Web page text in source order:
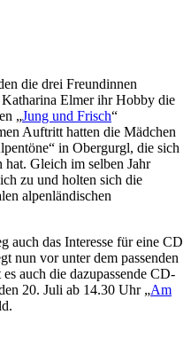
die drei Freundinnen
Elmer ihr Hobby die
„Jung und Frisch“
Auftritt hatten die Mädchen
in Obergurgl, die sich
hat. Gleich im selben Jahr
zu und holten sich die
alpenländischen
auch das Interesse für eine CD
nun vor unter dem passenden
auch die dazupassende CD-
20. Juli ab 14.30 Uhr „Am